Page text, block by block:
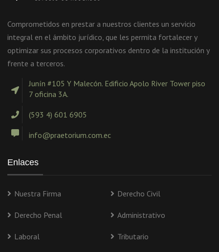
Comprometidos en prestar a nuestros clientes un servicio
integral en el ámbito jurídico, que les permita fortalecer y
optimizar sus procesos corporativos dentro de la institución y
frente a terceros.
Junín #105 Y Malecón. Edificio Apolo River Tower piso
7 oficina 3A.
(593 4) 601 6905
info@praetorium.com.ec
Enlaces
Nuestra Firma Derecho Civil
Derecho Penal Administrativo
Laboral Tributario